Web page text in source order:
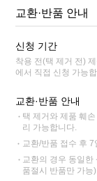
교환·반품 안내
신청 기간
착용 전(택 제거 전)
에서 직접 신청 가능
교환·반품 안내
택 제거와 제품 훼
리 가능합니다.
교환/반품 접수 후
교환의 경우 동일
품절시 반품만 가능)